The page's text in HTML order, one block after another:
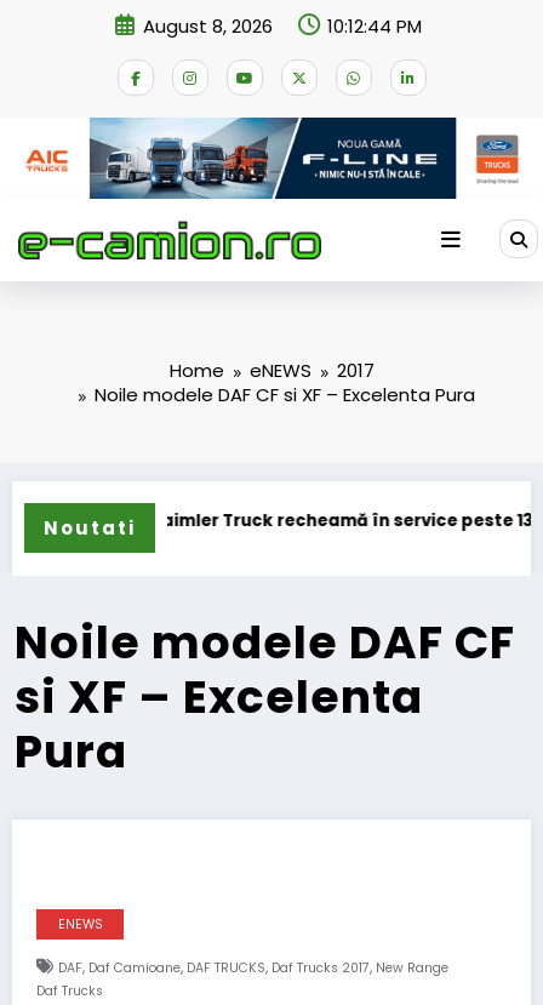
August 8, 2026 10:12:45 PM
Home eNEWS
2017
Noile modele DAF CF si XF – Excelenta Pura
Noutatiîn service peste 131.000 de camioane
Noile modele DAF CF
si XF – Excelenta
Pura
ENEWS
DAF, Daf Camioane, DAF TRUCKS, Daf Trucks 2017, New Range
Daf Trucks